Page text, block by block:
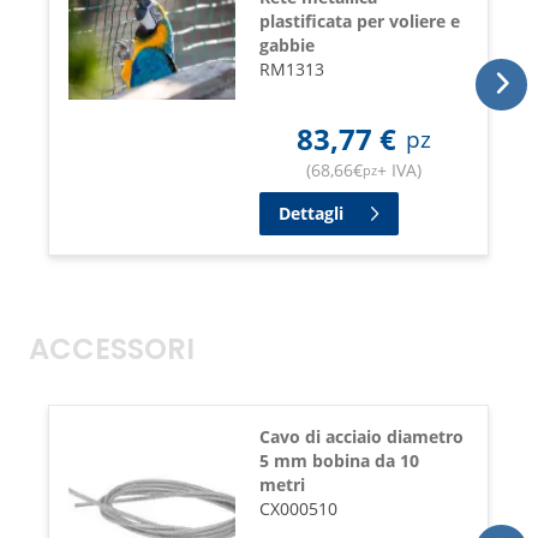
plastificata per voliere e
gabbie
RM1313
83,77 € pz
(68,66€pz+ IVA)
Dettagli
ACCESSORI
Cavo di acciaio diametro
5 mm bobina da 10
metri
CX000510